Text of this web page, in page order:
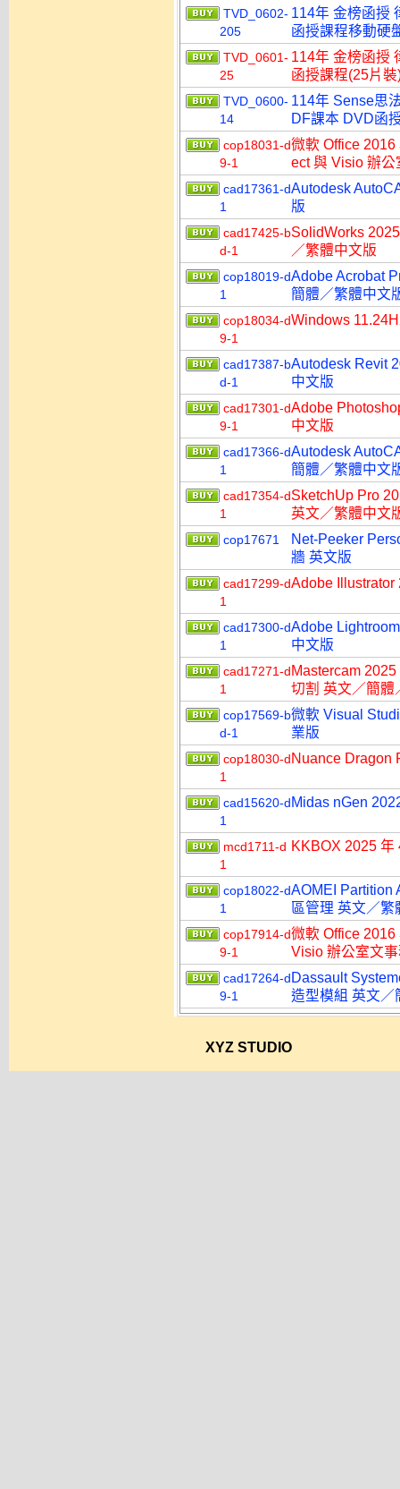
TVD_0602-
205
114年 金榜函授
函授課程移動硬
TVD_0601-
25
114年 金榜函授
函授課程(25片
TVD_0600-
14
114年 Sense思
DF課本 DVD函
cop18031-d
9-1
微軟 Office
ect 與 Visio 辦
cad17361-d
1
Autodesk
版
cad17425-b
d-1
SolidWorks
／繁體中文版
cop18019-d
1
Adobe Acrobat
簡體／繁體中文
cop18034-d
9-1
Windows
cad17387-b
d-1
Autodesk Revit
中文版
cad17301-d
9-1
Adobe
中文版
cad17366-d
1
Autodesk
簡體／繁體中文
cad17354-d
1
SketchUp Pro
英文／繁體中文
cop17671
Net-Peeker
牆 英文版
cad17299-d
1
Adobe Illustrator
cad17300-d
1
Adobe
中文版
cad17271-d
1
Mastercam
切割 英文／簡體
cop17569-b
d-1
微軟 Visual
業版
cop18030-d
1
Nuance Dragon
cad15620-d
1
Midas nGen
mcd1711-d
1
KKBOX 2025 年
cop18022-d
1
AOMEI Partition
區管理 英文／繁
cop17914-d
9-1
微軟 Office
Visio 辦公室文
cad17264-d
9-1
Dassault
造型模組 英文／
XYZ STUDIO